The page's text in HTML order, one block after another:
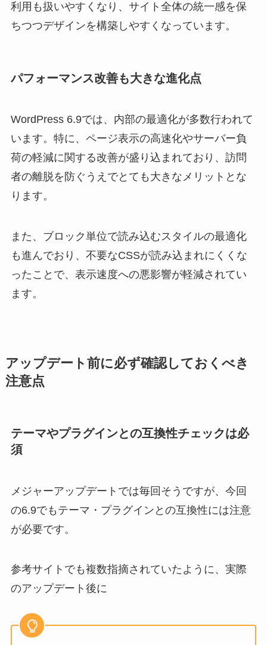
利用も扱いやすくなり、サイト全体の統一感を保
ちつつデザインを構築しやすくなっています。
パフォーマンス改善も大きな進化点
WordPress 6.9では、内部の最適化が多数行われて
います。特に、ページ表示の高速化やサーバー負
荷の軽減に関する改善が盛り込まれており、訪問
者の離脱を防ぐうえでとても大きなメリットとな
ります。
また、ブロック単位で読み込むスタイルの最適化
も進んでおり、不要なCSSが読み込まれにくくな
ったことで、表示速度への悪影響が軽減されてい
ます。
アップデート前に必ず確認しておくべき
注意点
テーマやプラグインとの互換性チェックは必
須
メジャーアップデートでは毎回そうですが、今回
の6.9でもテーマ・プラグインとの互換性には注意
が必要です。
参考サイトでも複数指摘されていたように、実際
のアップデート後に